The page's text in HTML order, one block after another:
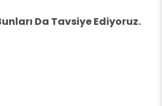
Da Tavsiye Ediyoruz.